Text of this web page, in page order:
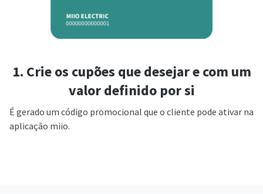
1. Crie os cupões que desejar e com um
valor definido por si
É gerado um código promocional que o cliente pode ativar na
aplicação miio.